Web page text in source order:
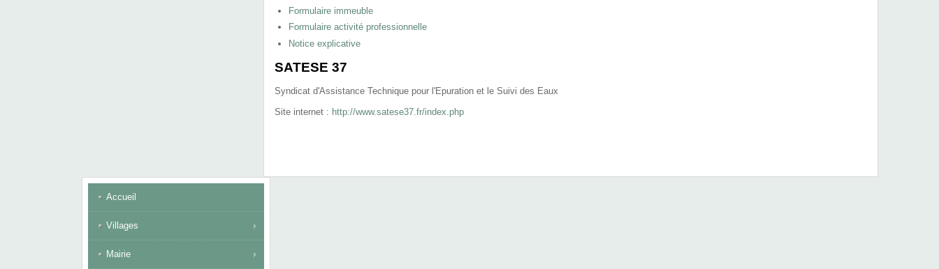
Formulaire immeuble
Formulaire activité professionnelle
Notice explicative
SATESE 37
Syndicat d'Assistance Technique pour l'Epuration et le Suivi des Eaux
Site internet : http://www.satese37.fr/index.php
Accueil
Villages
Mairie